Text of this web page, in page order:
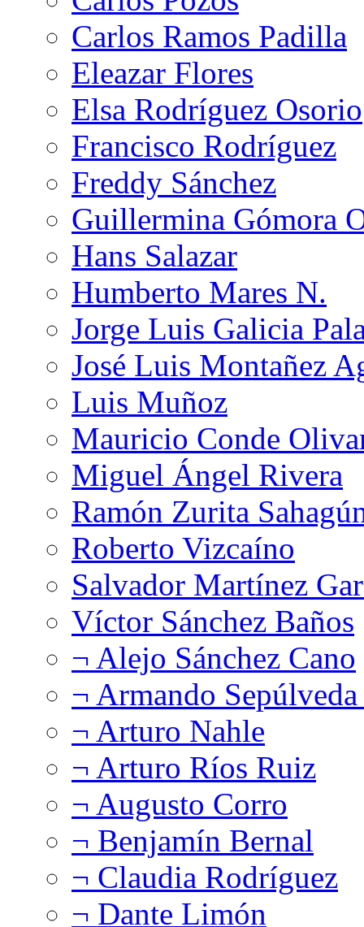
Carlos Ramos Padilla
Eleazar Flores
Elsa Rodríguez Osorio
Francisco Rodríguez
Freddy Sánchez
Guillermina Gómora
Hans Salazar
Humberto Mares N.
Jorge Luis Galicia
José Luis Montañez
Luis Muñoz
Mauricio Conde
Miguel Ángel Rivera
Ramón Zurita
Roberto Vizcaíno
Salvador Martínez
Víctor Sánchez Baños
¬ Alejo Sánchez Cano
¬ Armando
¬ Arturo Nahle
¬ Arturo Ríos Ruiz
¬ Augusto Corro
¬ Benjamín Bernal
¬ Claudia Rodríguez
¬ Dante Limón